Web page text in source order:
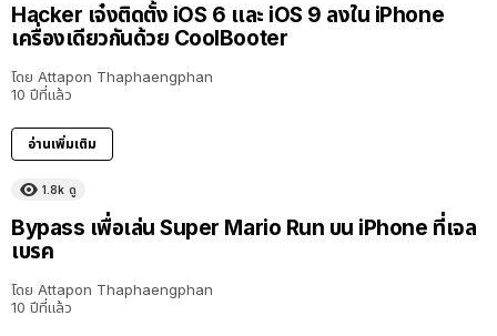
Hacker เจ๋งติดตั้ง iOS 6 และ iOS 9 ลงใน iPhone
เครื่องเดียวกันด้วย CoolBooter
โดย Attapon Thaphaengphan
10 ปีที่แล้ว
อ่านเพิ่มเติม
1.8k ดู
Bypass เพื่อเล่น Super Mario Run บน iPhone ที่เจล
เบรค
โดย Attapon Thaphaengphan
10 ปีที่แล้ว